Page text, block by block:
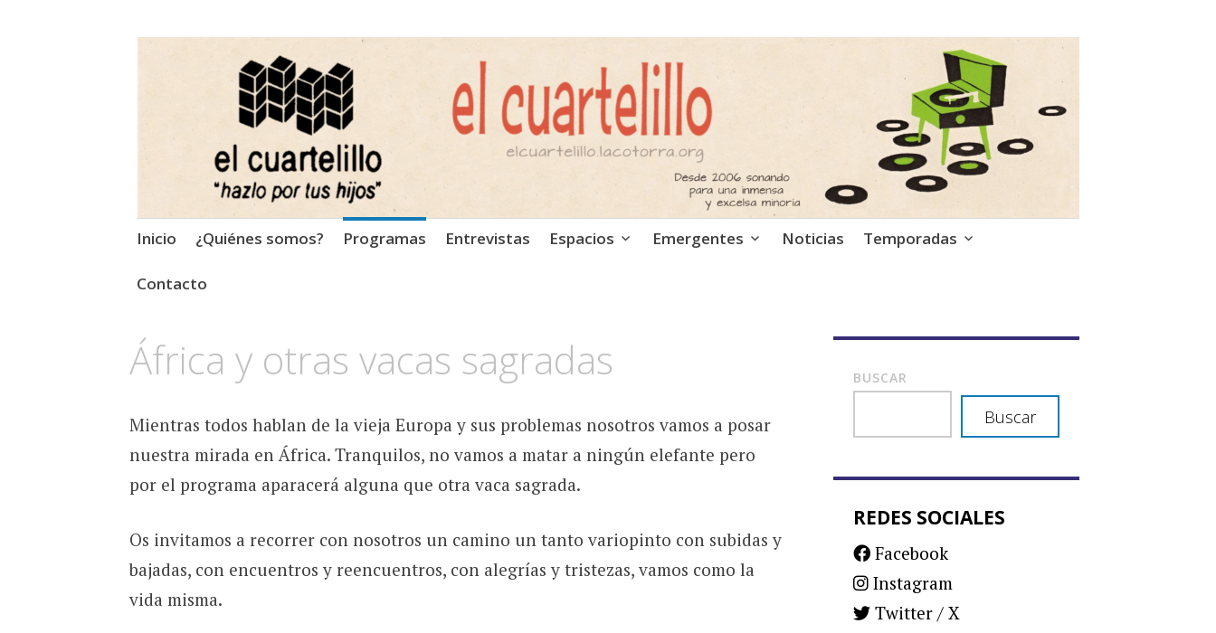
El Cuartelillo
Programa de radio de música independiente. Podcast
Saltar
contenido
Inicio ¿Quiénes somos? Programas Entrevistas Espacios Emergentes Noticias Temporadas
Contacto
África y otras vacas sagradas
Mientras todos hablan de la vieja Europa y sus problemas nosotros vamos a posar
nuestra mirada en África. Tranquilos, no vamos a matar a ningún elefante pero
por el programa aparacerá alguna que otra vaca sagrada.
Os invitamos a recorrer con nosotros un camino un tanto variopinto con subidas y
bajadas, con encuentros y reencuentros, con alegrías y tristezas, vamos como la
vida misma.
BUSCAR
Buscar
REDES SOCIALES
Facebook
Instagram
Twitter / X